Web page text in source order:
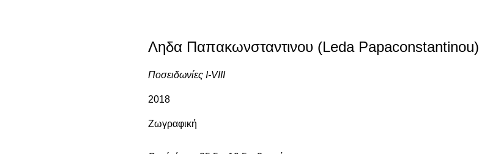
Ληδα Παπακωνσταντινου (Leda Papaconstantinou)
Ποσειδωνίες I-VIII
2018
Ζωγραφική